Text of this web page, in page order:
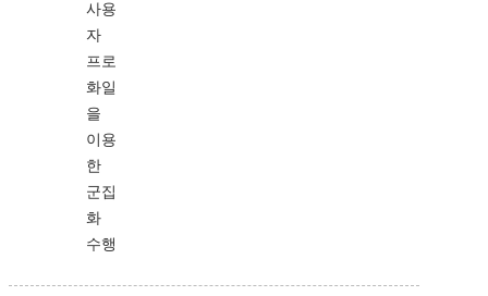
사용
자
프로
화일
을
이용
한
군집
화
수행